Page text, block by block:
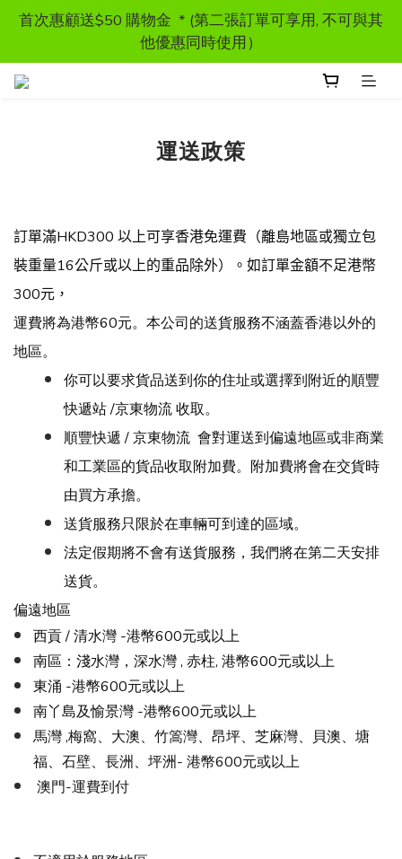
首次惠顧送$50 購物金  * (第二張訂單可享用, 不可與其
他優惠同時使用）
首次惠顧送$50 購物金  * (第二張訂單可享用, 不可與其
他優惠同時使用）
訂單滿HKD300 以上可享香港免運費
他優惠同時使用）
運送政策
訂單滿HKD300 以上可享香港免運費（離島地區或獨立包
裝重量16公斤或以上的重品除外）。如訂單金額不足港幣
300元，
運費將為港幣60元。本公司的送貨服務不涵蓋香港以外的
地區。
你可以要求貨品送到你的住址或選擇到附近的順豐
快遞站 /京東物流 收取。
順豐快遞 / 京東物流 會對運送到偏遠地區或非商業
和工業區的貨品收取附加費。附加費將會在交貨時
由買方承擔。
送貨服務只限於在車輛可到達的區域。
法定假期將不會有送貨服務，我們將在第二天安排
送貨。
偏遠地區
西貢 / 清水灣 -港幣600元或以上
南區：淺水灣，深水灣 , 赤柱, 港幣600元或以上
東涌 -港幣600元或以上
南丫島及愉景灣 -港幣600元或以上
馬灣 ,梅窩、大澳、竹篙灣、昂坪、芝麻灣、貝澳、塘
福、石壁、長洲、坪洲- 港幣600元或以上
澳門-運費到付